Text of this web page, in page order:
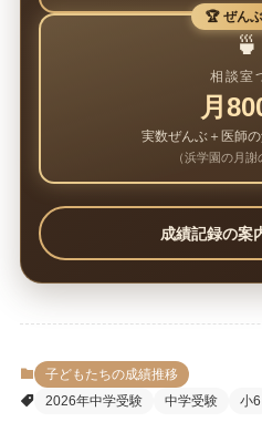
🏆 ぜん
🍵
相談室
月
実数ぜんぶ＋医師
（浜学園の月謝
成績記録の案
子どもたちの成績推移
2026年中学受験
中学受験 小6